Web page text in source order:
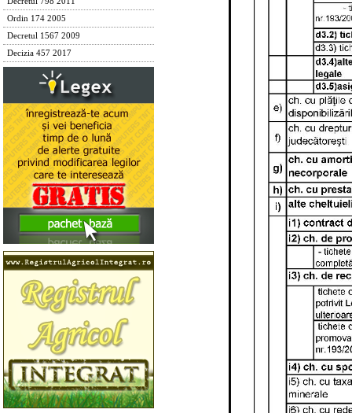
Ordin 174 2005
Decretul 1567 2009
Decizia 457 2017